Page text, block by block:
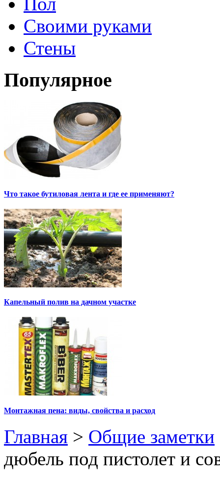
Своими руками
Стены
Популярное
Что такое бутиловая лента и где ее применяют?
Капельный полив на дачном участке
Монтажная пена: виды, свойства и расход
Главная > Общие заметки
дюбель под пистолет и